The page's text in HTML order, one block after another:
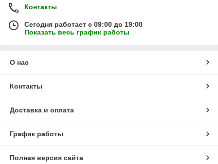
Контакты
Сегодня работает с 09:00 до 19:00
Показать весь график работы
О нас
Контакты
Доставка и оплата
График работы
Полная версия сайта